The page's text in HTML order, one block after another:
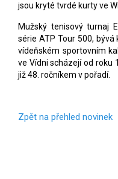
jsou kryté tvrdé kurty ve
Mužský tenisový turnaj
série ATP Tour 500,
vídeňském sportovním
ve Vídni scházejí od roku
již 48. ročníkem v pořadí.
Zpět na přehled novinek